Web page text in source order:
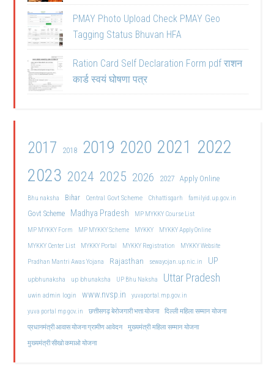
PMAY Photo Upload Check PMAY Geo
Tagging Status Bhuvan HFA
Ration Card Self Declaration Form pdf राशन
कार्ड स्वयं घोषणा पत्र
2017 2018 2019 2020 2021 2022
2023 2024 2025 2026 2027 Apply Online
Bhu naksha Bihar Central Govt Scheme Chhattisgarh familyid.up.gov.in
Govt Scheme Madhya Pradesh
MP MYKKY Course List
MP MYKKY Form
MP MYKKY Scheme MYKKY
MYKKY Apply Online
MYKKY Center List
MYKKY Portal MYKKY Registration
MYKKY Website
Pradhan Mantri Awas Yojana
Rajasthan sewayojan.up.nic.in UP
upbhunaksha up bhunaksha UP Bhu Naksha Uttar Pradesh
uwin admin login www.nvsp.in
yuvaportal.mp.gov.in
yuva portal mp gov.in
छत्तीसगढ़ बेरोजगारी भत्ता योजना दिल्ली महिला सम्मान योजना
प्रधानमंत्री आवास योजना ग्रामीण आवेदन मुख्यमंत्री महिला सम्मान योजना
मुख्यमंत्री सीखो कमाओ योजना